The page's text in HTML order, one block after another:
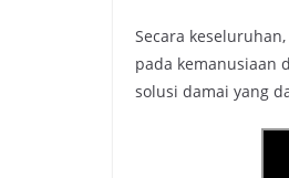
Secara
pada kemanusiaan
solusi damai yang